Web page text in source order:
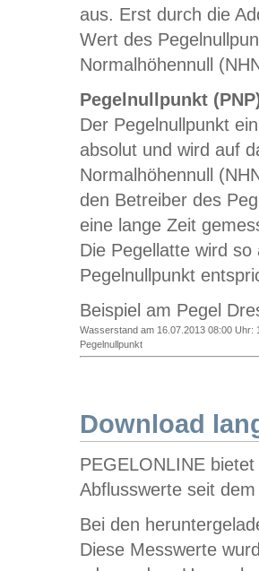
aus. Erst durch die
Wert des
Normalhöhennull
Pegelnullpunkt
Der Pegelnullpunkt
absolut und wird auf
Normalhöhennull
den Betreiber des
eine lange Zeit
Die Pegellatte wird
Pegelnullpunkt
Beispiel am Pegel
Wasserstand am 16.07.2013 08:00 Uhr:
Pegelnullpunkt
Download
PEGELONLINE
Abflusswerte seit
Bei den
Diese Messwerte